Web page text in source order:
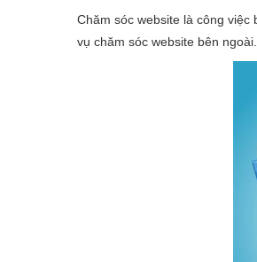
Chăm sóc website là công việc
vụ chăm sóc website bên